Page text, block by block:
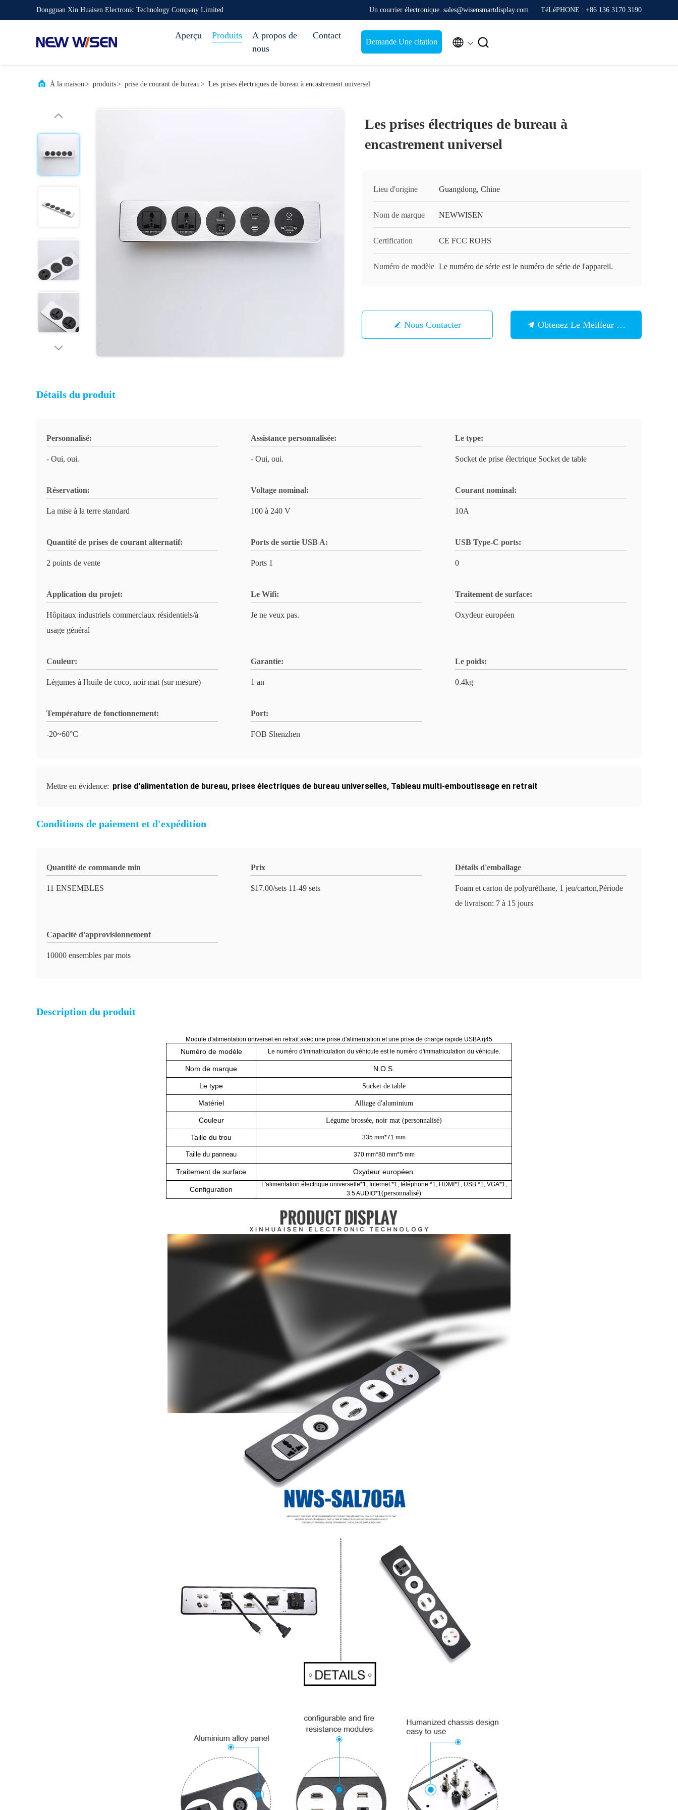
Dongguan Xin Huaisen Electronic Technology Company Limited Un courrier électronique. sales@wisensmartdisplay.com TéLéPHONE : +86 136 3170 3190
Aperçu Produits
A propos de
nous
Contact
Demande Une citation  
À la maison> produits> prise de courant de bureau> Les prises électriques de bureau à encastrement universel
Les prises électriques de bureau à
encastrement universel
Lieu d'origine Guangdong, Chine
Nom de marque NEWWISEN
Certification CE FCC ROHS
Numéro de modèle Le numéro de série est le numéro de série de l'appareil.
Nous Contacter Obtenez Le Meilleur Prix
Détails du produit
Personnalisé:
- Oui, oui.
Assistance personnalisée:
- Oui, oui.
Le type:
Socket de prise électrique Socket de table
Réservation:
La mise à la terre standard
Voltage nominal:
100 à 240 V
Courant nominal:
10A
Quantité de prises de courant alternatif:
2 points de vente
Ports de sortie USB A:
Ports 1
USB Type-C ports:
0
Application du projet:
Hôpitaux industriels commerciaux résidentiels/à
usage général
Le Wifi:
Je ne veux pas.
Traitement de surface:
Oxydeur européen
Couleur:
Légumes à l'huile de coco, noir mat (sur mesure)
Garantie:
1 an
Le poids:
0.4kg
Température de fonctionnement:
-20~60°C
Port:
FOB Shenzhen
Mettre en évidence: prise d'alimentation de bureau, prises électriques de bureau universelles, Tableau multi-emboutissage en retrait
Conditions de paiement et d'expédition
Quantité de commande min
11 ENSEMBLES
Prix
$17.00/sets 11-49 sets
Détails d'emballage
Foam et carton de polyuréthane, 1 jeu/carton,Période
de livraison: 7 à 15 jours
Capacité d'approvisionnement
10000 ensembles par mois
Description du produit
Module d'alimentation universel en retrait avec une prise d'alimentation et une prise de charge rapide USBA rj45
Numéro de modèle Le numéro d'immatriculation du véhicule est le numéro d'immatriculation du véhicule.
Nom de marque N.O.S.
Le type Socket de table
Matériel Alliage d'aluminium
Couleur Légume brossée, noir mat (personnalisé)
Taille du trou 335 mm*71 mm
Taille du panneau 370 mm*80 mm*5 mm
Traitement de surface Oxydeur européen
Configuration
L'alimentation électrique universelle*1, Internet *1, téléphone *1, HDMI*1, USB *1, VGA*1,
3.5 AUDIO*1(personnalisé)